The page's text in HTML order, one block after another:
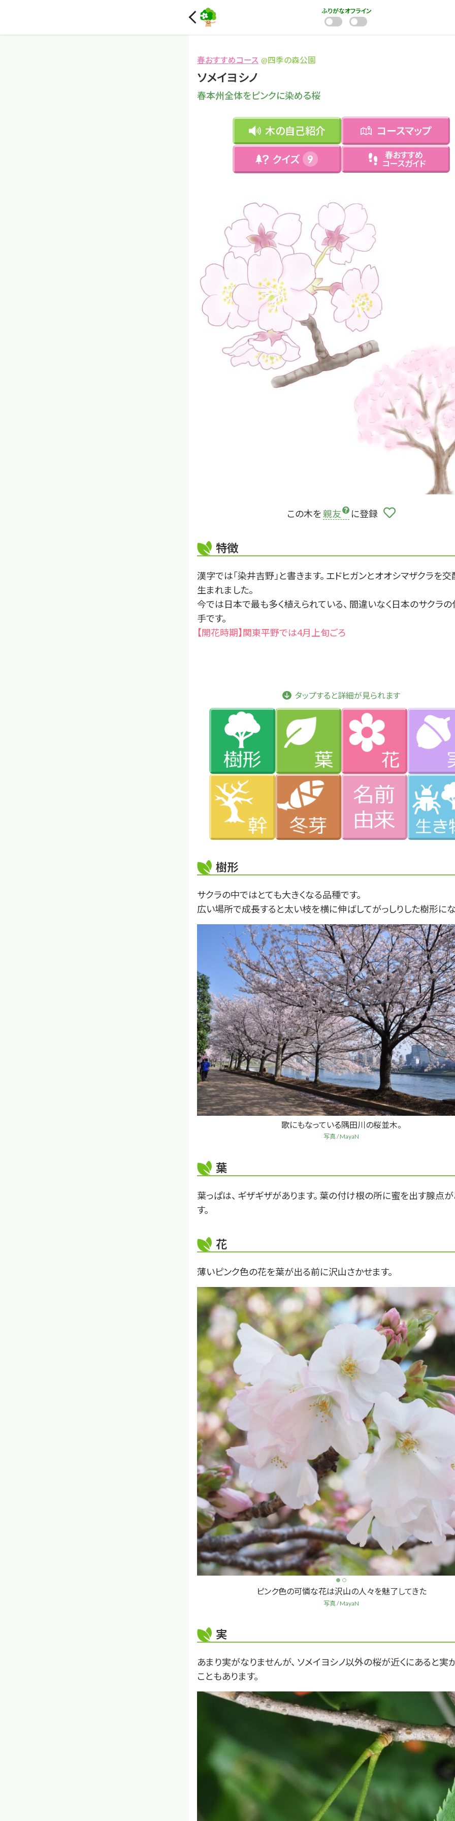
ふりがなオフライン
春おすすめコース @四季の森公園
ソメイヨシノ
春本州全体をピンクに染める桜
木の自己紹介 コースマップ
クイズ 9
春おすすめ
コースガイド
この木を親友 に登録
特徴
漢字では「染井吉野」と書きます。 エドヒガンとオオシマザクラを交
生まれました。
今では日本で最も多く植えられている、 間違いなく日本のサクラ
手です。
【開花時期】関東平野では4月上旬ごろ
タップすると詳細が見られます
樹形
サクラの中ではとても大きくなる品種です。
広い場所で成長すると太い枝を横に伸ばしてがっしりした樹形にな
歌にもなっている隅田川の桜並木。
写真 / MayaN
葉
葉っぱは、 ギザギザがあります。 葉の付け根の所に蜜を出す腺点
す。
花
薄いピンク色の花を葉が出る前に沢山さかせます。
ピンク色の可憐な花は沢山の人々を魅了してきた
写真 / MayaN
実
あまり実がなりませんが、 ソメイヨシノ以外の桜が近くにあると実
こともあります。